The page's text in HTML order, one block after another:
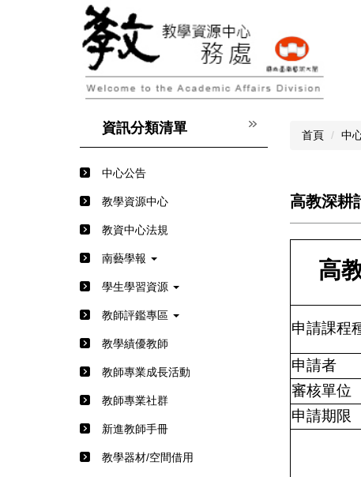
資訊分類清單
中心公告
教學資源中心
教資中心法規
南藝學報
學生學習資源
教師評鑑專區
教學績優教師
教師專業成長活動
教師專業社群
新進教師手冊
教學器材/空間借用
首頁 中
高教深耕
高
申請課程
申請者
審核單位
申請期限